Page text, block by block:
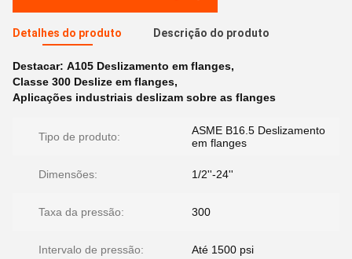
Detalhes do produto Descrição do produto
Destacar: A105 Deslizamento em flanges,
Classe 300 Deslize em flanges,
Aplicações industriais deslizam sobre as flanges
Tipo de produto:
ASME B16.5 Deslizamento
em flanges
Dimensões: 1/2''-24''
Taxa da pressão: 300
Intervalo de pressão: Até 1500 psi